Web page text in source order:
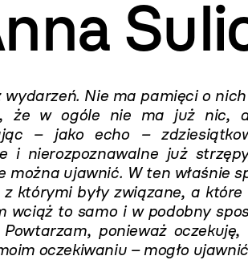
wydarzeń. Nie ma pamięci o
że w ogóle nie ma już nic,
– jako echo –
i nierozpoznawalne już
można ujawnić. W ten właśnie
którymi były związane, a
wciąż to samo i w podobny
Powtarzam, ponieważ
oczekiwaniu – mogło